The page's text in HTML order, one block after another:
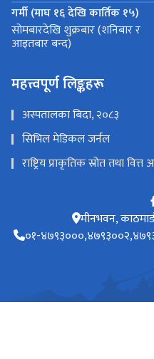
गर्मी (माघ १६ देखि कार्तिक १५)
सोमबारदेखि शुक्रबार (शनिबार र
आइतबार बन्द)
महत्त्वपूर्ण लिङ्कहरू
अस्पतालका बिदा, २०८३
सिभिल मेडिकल जर्नल
राष्ट्रिय प्राकृतिक स्रोत तथा
मीनभवन,
०१-